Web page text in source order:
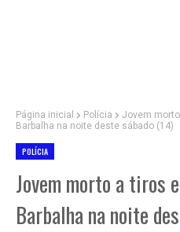
Página inicial Polícia
Jovem
Barbalha na noite deste sábado (14)
POLÍCIA
Jovem morto a tiros
Barbalha na noite